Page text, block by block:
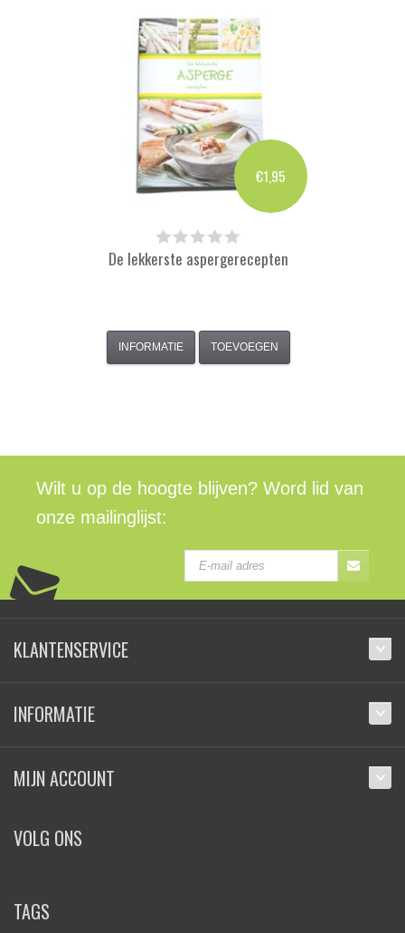
€1,95
De lekkerste aspergerecepten
INFORMATIE TOEVOEGEN
Wilt u op de hoogte blijven? Word lid van
onze mailinglijst:
KLANTENSERVICE
INFORMATIE
MIJN ACCOUNT
VOLG ONS
TAGS